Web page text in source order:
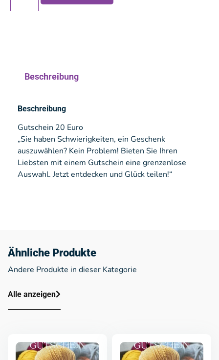
Beschreibung
Beschreibung
Gutschein 20 Euro
„Sie haben Schwierigkeiten, ein Geschenk
auszuwählen? Kein Problem! Bieten Sie Ihren
Liebsten mit einem Gutschein eine grenzenlose
Auswahl. Jetzt entdecken und Glück teilen!“
Ähnliche Produkte
Andere Produkte in dieser Kategorie
Alle anzeigen